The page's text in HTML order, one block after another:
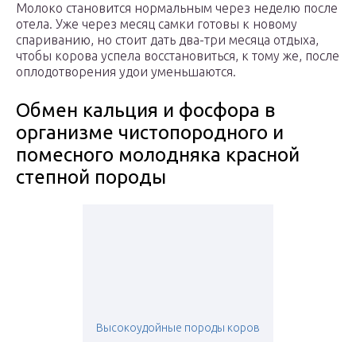
Молоко становится нормальным через неделю после
отела. Уже через месяц самки готовы к новому
спариванию, но стоит дать два-три месяца отдыха,
чтобы корова успела восстановиться, к тому же, после
оплодотворения удои уменьшаются.
Обмен кальция и фосфора в
организме чистопородного и
помесного молодняка красной
степной породы
Высокоудойные породы коров